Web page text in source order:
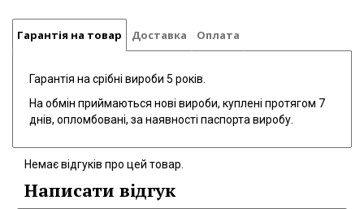
Гарантія на товар Доставка Оплата
Гарантія на срібні вироби 5 років.
На обмін приймаються нові вироби, куплені протягом 7
днів, опломбовані, за наявності паспорта виробу.
Немає відгуків про цей товар.
Написати відгук